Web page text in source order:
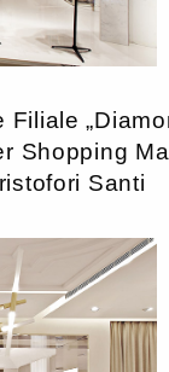
Shopping
Santi